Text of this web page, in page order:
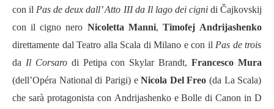
con il Pas de deux dall’Atto III da Il lago dei cigni diČajkovskij
con il cigno nero Nicoletta Manni, Timofej Andrijashenko
direttamente dal Teatro alla Scala di Milano e con il Pas de trois
da Il Corsaro di Petipa con Skylar Brandt,Francesco Mura
(dell’Opéra National di Parigi) eNicola Del Freo (da La Scala)
che sarà protagonista con Andrijashenkoe Bolle di Canon in D